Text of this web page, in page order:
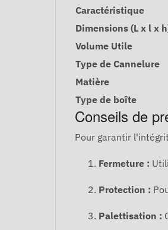
Caractéristique
Dimensions (L x l x
Volume Utile
Type de Cannelure
Matière
Type de boîte
Conseils de
Pour garantir
Fermeture :
Protection :
Palettisation :